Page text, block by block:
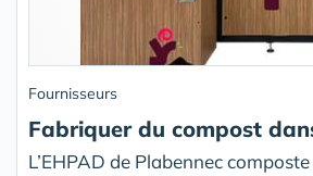
Fournisseurs
Fabriquer du compost
L’EHPAD de Plabennec